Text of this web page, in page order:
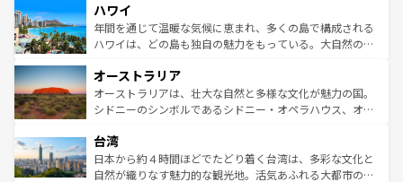
ば市内交通費無料で観光を楽しむこともできる。 なお、新
着のスイス情報はコンテンツ一覧 を参照してほしい。
のような巨大都市は、観光、ショッピング、エンターテイ
ンメントが詰まった刺激的なスポットだ。一方、アメリカ
西部には大自然が広がり、グランドキャニオンやイエロー
部のニューオーリンズでは、音楽と美食が融合した独特の
文化が魅力。旅行者はアメリカの各地域で異なる魅力を楽
しみながら、その多様性と豊かな歴史を感じることができ
ならではの贅沢な旅のスタイルだ。 なお、新着のアメリカ
情報はコンテンツ一覧を参照してほしい。
ハワイ
年間を通じて温暖な気候に恵まれ、多くの島で構成される
ハワイは、どの島も独自の魅力をもっている。大自然の神
ワイ島は見逃せない。また、定番の観光地といえばオアフ
島だが、静かな自然を求めるならマウイ島やカウアイ島が
おすすめ。エメラルドグリーンに輝く海をはじめ、豊かな
れるおもてなしの心で訪れる人々を迎えてくれるハワイの
人々、おいしいローカルフードやハワイアンミュージッ
ク、伝統的なフラダンスなど、すべてがハワイの魅力を彩
オーストラリア
オーストラリアは、壮大な自然と多様な文化が魅力の国。
シドニーのシンボルであるシドニー・オペラハウス、オー
リアリーフや大陸中央部にそびえるウルル（エアーズロッ
ク）、タスマニアの美しい原生林やケアンズの熱帯雨林な
ど、見どころがたくさん。また、カフェやワイン、オージ
台湾
日本から約４時間ほどでたどり着く台湾は、多彩な文化と
自然が織りなす魅力的な観光地。活気あふれる大都市の台